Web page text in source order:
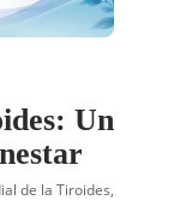
Un
de la Tiroides,